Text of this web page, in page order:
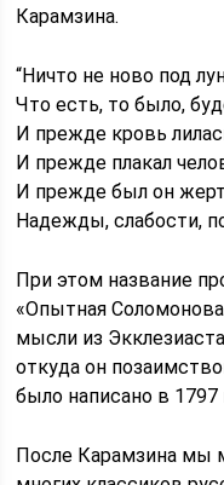
Карамзина.
“Ничто не ново под
Что есть, то было,
И прежде кровь
И прежде плакал
И прежде был он
Надежды, слабости,
При этом название
«Опытная
мысли из
откуда он
было написано в 1797
После Карамзина мы